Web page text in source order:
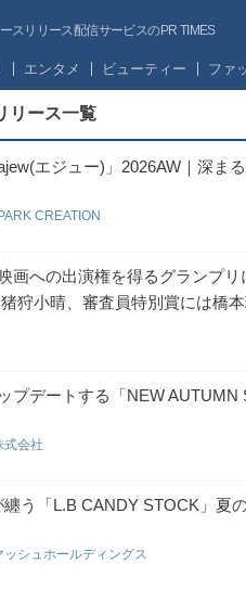
スリリース配信サービスのPR TIMES
エンタメ ビューティー ファ
リース一覧
エジュー)」2026AW｜深ま
CREATION
画への出演権を得るグランプ
狩小晴、審査員特別賞には橋
プデートする「NEW AUTUMN
式会社
纏う「L.B CANDY STOCK」夏
ッシュホールディングス